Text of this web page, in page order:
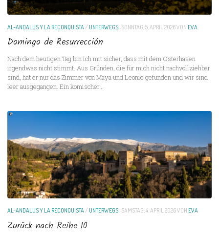
AL-ANDALUS Y LA RECONQUISTA /UNTERWEGS SONNTAG, 5. APRIL 2026VON EVA
Domingo de Resurrección
Nach dem heutigen Tag bin ich mit sicher, dass mit dem Osterhasen
irgendwas nicht stimmt. Aus Gründen, die für mich nicht nachvollziehbar
sind, hat er nur das Zimmer von Maya und Leonie gefunden und wir sind
leer ausgegangen. Ein komischer...
AL-ANDALUS Y LA RECONQUISTA/UNTERWEGS SAMSTAG, 4. APRIL 2026VON EVA
Zurück nach Reihe 10